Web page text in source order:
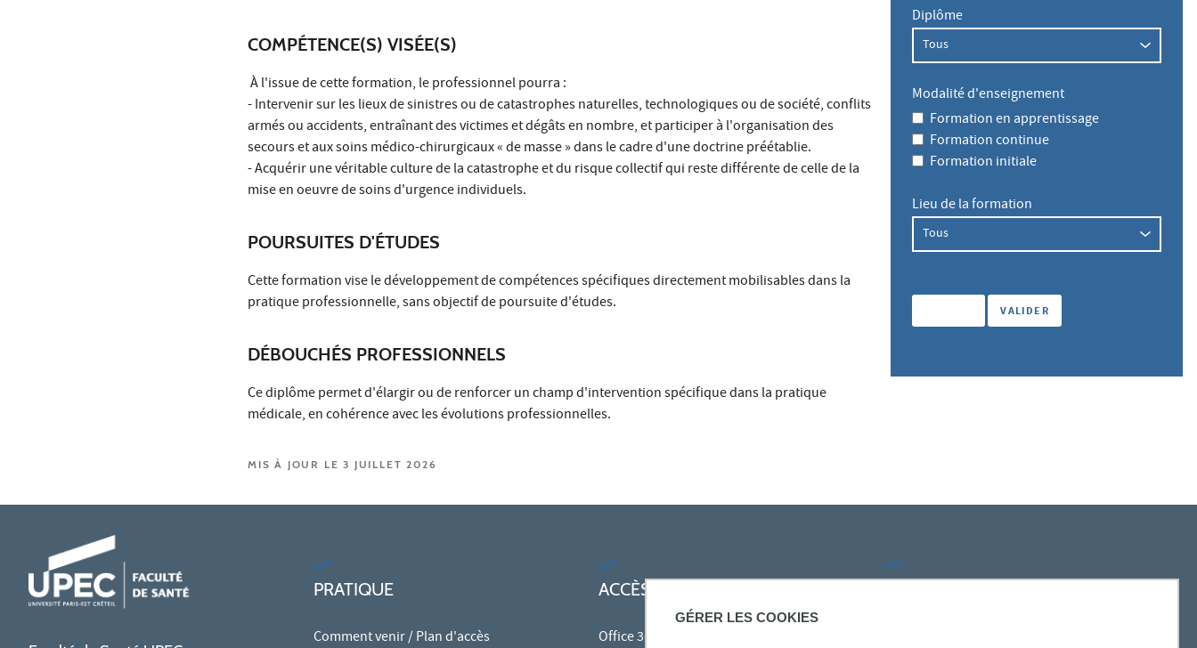
GÉRER LES COOKIES
COMPÉTENCE(S) VISÉE(S)
À l'issue de cette formation, le professionnel pourra :
- Intervenir sur les lieux de sinistres ou de catastrophes naturelles, technologiques ou de société, conflits
armés ou accidents, entraînant des victimes et dégâts en nombre, et participer à l'organisation des
secours et aux soins médico-chirurgicaux « de masse » dans le cadre d'une doctrine préétablie.
- Acquérir une véritable culture de la catastrophe et du risque collectif qui reste différente de celle de la
mise en oeuvre de soins d'urgence individuels.
POURSUITES D'ÉTUDES
Cette formation vise le développement de compétences spécifiques directement mobilisables dans la
pratique professionnelle, sans objectif de poursuite d'études.
DÉBOUCHÉS PROFESSIONNELS
Ce diplôme permet d'élargir ou de renforcer un champ d'intervention spécifique dans la pratique
médicale, en cohérence avec les évolutions professionnelles.
MIS À JOUR LE 3 JUILLET 2026
Diplôme
Modalité d'enseignement
Formation en apprentissage
Formation continue
Formation initiale
Lieu de la formation
PRATIQUE
Comment venir / Plan d'accès
ACCÈS RAPIDES
Office 365